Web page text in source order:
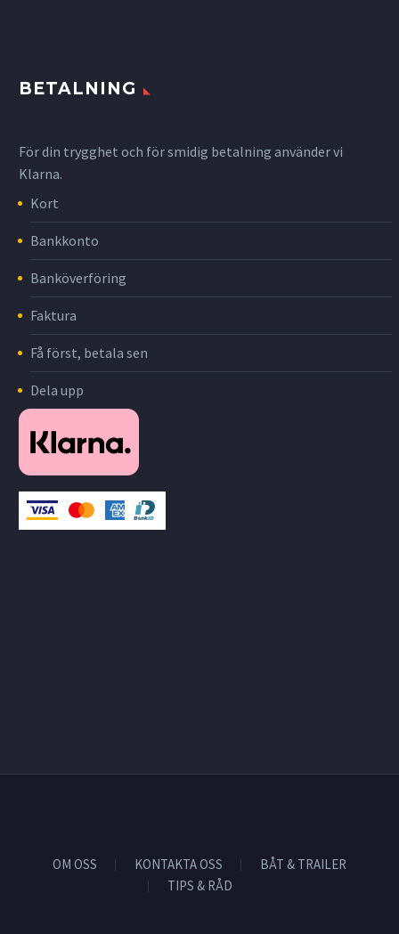
BETALNING
För din trygghet och för smidig betalning använder vi
Klarna.
Kort
Bankkonto
Banköverföring
Faktura
Få först, betala sen
Dela upp
OM OSS KONTAKTA OSS
BÅT & TRAILER
TIPS & RÅD